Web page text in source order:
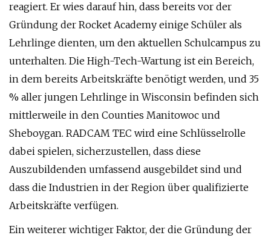
reagiert. Er wies darauf hin, dass bereits vor der
Gründung der Rocket Academy einige Schüler als
Lehrlinge dienten, um den aktuellen Schulcampus zu
unterhalten. Die High-Tech-Wartung ist ein Bereich,
in dem bereits Arbeitskräfte benötigt werden, und 35
% aller jungen Lehrlinge in Wisconsin befinden sich
mittlerweile in den Counties Manitowoc und
Sheboygan. RADCAM TEC wird eine Schlüsselrolle
dabei spielen, sicherzustellen, dass diese
Auszubildenden umfassend ausgebildet sind und
dass die Industrien in der Region über qualifizierte
Arbeitskräfte verfügen.
Ein weiterer wichtiger Faktor, der die Gründung der